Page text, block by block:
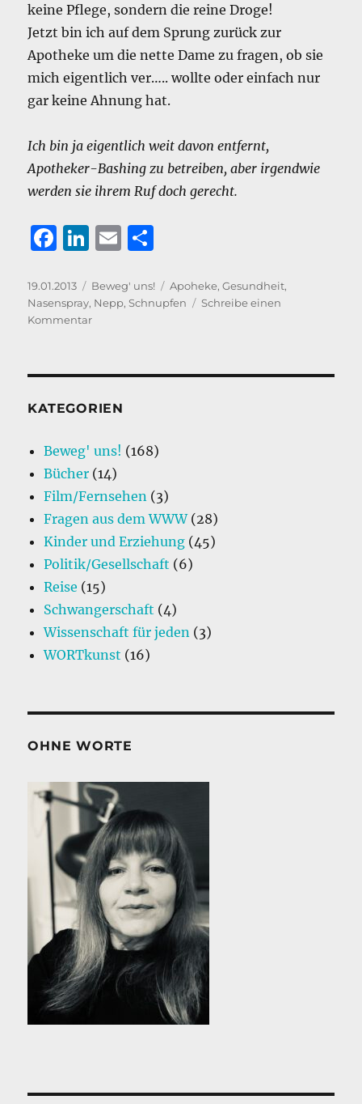
keine Pflege, sondern die reine Droge!
Jetzt bin ich auf dem Sprung zurück zur
Apotheke um die nette Dame zu fragen, ob sie
mich eigentlich ver….. wollte oder einfach nur
gar keine Ahnung hat.
Ich bin ja eigentlich weit davon entfernt,
Apotheker-Bashing zu betreiben, aber irgendwie
werden sie ihrem Ruf doch gerecht.
F
c
e
o
k
Li
k
e
I
E
ai
l
le
n
Veröffentlicht
am
19.01.2013 Kategorien
Beweg' uns! Schlagwörter
Apoheke,Gesundheit,
Nasenspray, Nepp,Schnupfen
Schreibe einen
Kommentarzu
KATEGORIEN
Beweg' uns! (168)
Bücher (14)
Film/Fernsehen (3)
Fragen aus dem WWW(28)
Kinder und Erziehung (45)
Politik/Gesellschaft (6)
Reise (15)
Schwangerschaft (4)
Wissenschaft für jeden (3)
WORTkunst (16)
OHNE WORTE